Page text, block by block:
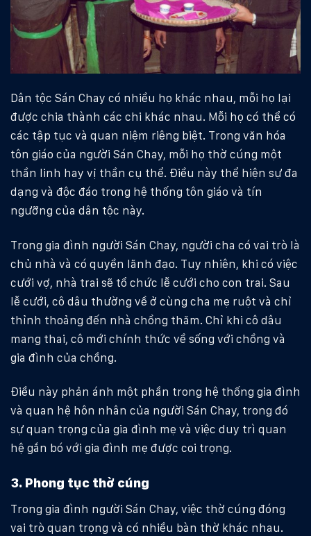
Dân tộc Sán Chay có nhiều họ khác nhau, mỗi họ lại
được chia thành các chi khác nhau. Mỗi họ có thể có
các tập tục và quan niệm riêng biệt. Trong văn hóa
tôn giáo của người Sán Chay, mỗi họ thờ cúng một
thần linh hay vị thần cụ thể. Điều này thể hiện sự đa
dạng và độc đáo trong hệ thống tôn giáo và tín
ngưỡng của dân tộc này.
Trong gia đình người Sán Chay, người cha có vai trò là
chủ nhà và có quyền lãnh đạo. Tuy nhiên, khi có việc
cưới vợ, nhà trai sẽ tổ chức lễ cưới cho con trai. Sau
lễ cưới, cô dâu thường về ở cùng cha mẹ ruột và chỉ
thỉnh thoảng đến nhà chồng thăm. Chỉ khi cô dâu
mang thai, cô mới chính thức về sống với chồng và
gia đình của chồng.
Điều này phản ánh một phần trong hệ thống gia đình
và quan hệ hôn nhân của người Sán Chay, trong đó
sự quan trọng của gia đình mẹ và việc duy trì quan
hệ gắn bó với gia đình mẹ được coi trọng.
3. Phong tục thờ cúng
Trong gia đình người Sán Chay, việc thờ cúng đóng
vai trò quan trọng và có nhiều bàn thờ khác nhau.